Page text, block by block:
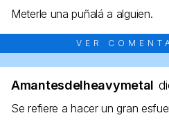
Meterle una puñalá a alguien.
VER
Amantesdelheavymetal
Se refiere a hacer un gran